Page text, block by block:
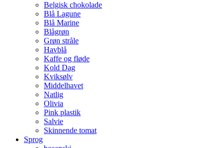
Belgisk chokolade
Blå Lagune
Blå Marine
Blågrøn
Grøn stråle
Havblå
Kaffe og fløde
Kold Dag
Kviksølv
Middelhavet
Natlig
Olivia
Pink plastik
Salvie
Skinnende tomat
Sprog